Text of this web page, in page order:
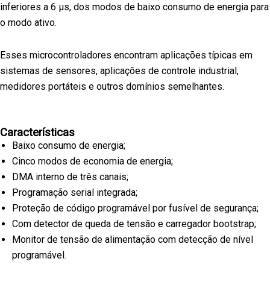
inferiores a 6 µs, dos modos de baixo consumo de energia para
o modo ativo.
Esses microcontroladores encontram aplicações típicas em
sistemas de sensores, aplicações de controle industrial,
medidores portáteis e outros domínios semelhantes.
Características
Baixo consumo de energia;
Cinco modos de economia de energia;
DMA interno de três canais;
Programação serial integrada;
Proteção de código programável por fusível de segurança;
Com detector de queda de tensão e carregador bootstrap;
Monitor de tensão de alimentação com detecção de nível
programável.